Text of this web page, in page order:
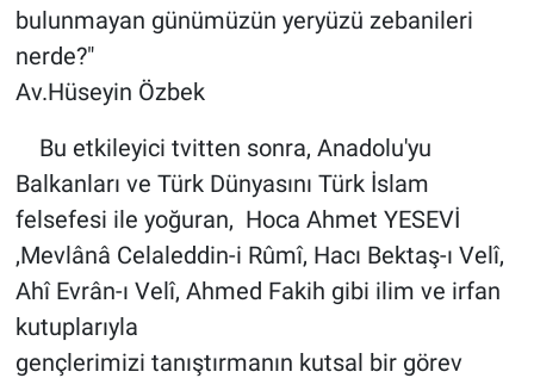
bulunmayan günümüzün yeryüzü zebanileri
nerde?"
Av.Hüseyin Özbek
Bu etkileyici tvitten sonra, Anadolu'yu
Balkanları ve Türk Dünyasını Türk İslam
felsefesi ile yoğuran, Hoca Ahmet YESEVİ
,Mevlânâ Celaleddin-i Rûmî, Hacı Bektaş-ı Velî,
Ahî Evrân-ı Velî, Ahmed Fakih gibi ilim ve irfan
kutuplarıyla
gençlerimizi tanıştırmanın kutsal bir görev